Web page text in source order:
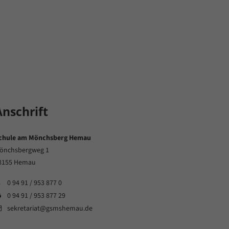
am Mönchsberg Hemau
1
Hemau
0 94 91 / 953 877 0
0 94 91 / 953 877 29
sekretariat@gsmshemau.de